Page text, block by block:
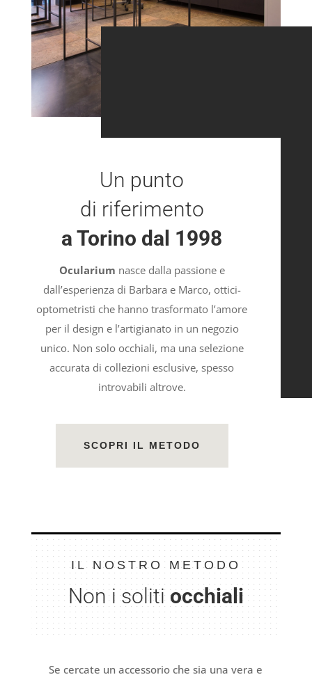
Un punto
di riferimento
a Torino dal 1998
Ocularium nasce dalla passione e
dall’esperienza di Barbara e Marco, ottici-
optometristi che hanno trasformato l’amore
per il design e l’artigianato in un negozio
unico. Non solo occhiali, ma una selezione
accurata di collezioni esclusive, spesso
introvabili altrove.
SCOPRI IL METODO
IL NOSTRO METODO
Non i soliti occhiali
Se cercate un accessorio che sia una vera e